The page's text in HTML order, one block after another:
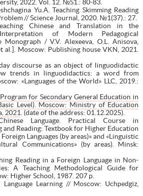
2022. Vol. 12. №S1.: 80-83.
Yu.A. Teaching Skimming Reading
// Science Journal, 2020. №1(37).: 27.
Chinese and Translation in the
Interpretation of Modern Pedagogical
Monograph / V.V. Alexeeva, O.L. Anisova,
al.]. Moscow: Publishing house VKN, 2021.
discourse as an object of linguodidactic
trends in linguodidactics: a word from
«Languages of the World» LLC, 2019.:
for Secondary General Education in
Level). Moscow: Ministry of Education
2021 . (date of the address: 01.12.2025).
Language. Practical Course in
Reading: Textbook for Higher Education
Languages (by areas)» and «Linguistic
Communications» (by areas). Minsk:
Reading in a Foreign Language in Non-
A Teaching Methodological Guide for
Higher School, 1987. 207 p.
Learning // Moscow: Uchpedgiz,